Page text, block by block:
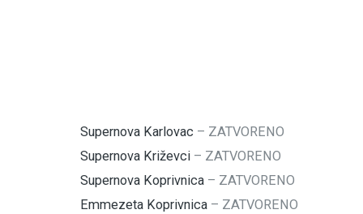
Supernova Karlovac – ZATVORENO
Supernova Križevci – ZATVORENO
Supernova Koprivnica – ZATVORENO
Emmezeta Koprivnica – ZATVORENO